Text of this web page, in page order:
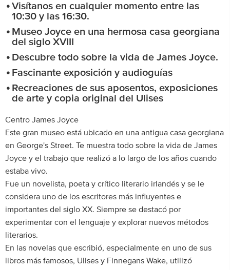
Visítanos en cualquier momento entre las
10:30 y las 16:30.
Museo Joyce en una hermosa casa georgiana
del siglo XVIII
Descubre todo sobre la vida de James Joyce.
Fascinante exposición y audioguías
Recreaciones de sus aposentos, exposiciones
de arte y copia original del Ulises
Centro James Joyce
Este gran museo está ubicado en una antigua casa georgiana
en George's Street. Te muestra todo sobre la vida de James
Joyce y el trabajo que realizó a lo largo de los años cuando
estaba vivo.
Fue un novelista, poeta y crítico literario irlandés y se le
considera uno de los escritores más influyentes e
importantes del siglo XX. Siempre se destacó por
experimentar con el lenguaje y explorar nuevos métodos
literarios.
En las novelas que escribió, especialmente en uno de sus
libros más famosos, Ulises y Finnegans Wake, utilizó